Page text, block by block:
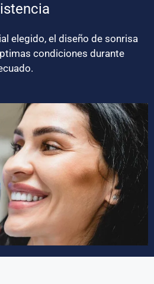
elegido, el diseño de sonrisa
condiciones durante